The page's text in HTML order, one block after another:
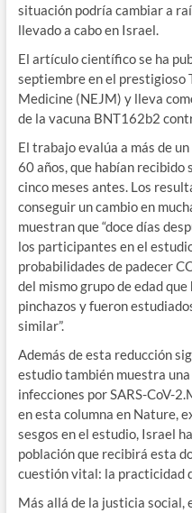
situación podría cambiar a
llevado a cabo en Israel.
El artículo científico se ha
septiembre en el prestigioso
Medicine (NEJM) y lleva
de la vacuna BNT162b2
El trabajo evalúa a más de
60 años, que habían recibido
cinco meses antes. Los
conseguir un cambio en
muestran que “doce días
los participantes en el
probabilidades de padecer
del mismo grupo de edad
pinchazos y fueron
similar”.
Además de esta reducción
estudio también muestra
infecciones por SARS-CoV-
en esta columna en Nature,
sesgos en el estudio, Israel
población que recibirá esta
cuestión vital: la practicidad
Más allá de la justicia social,